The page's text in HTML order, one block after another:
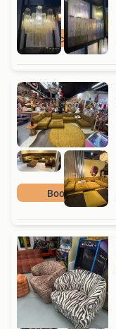
Prachtig
Boogie